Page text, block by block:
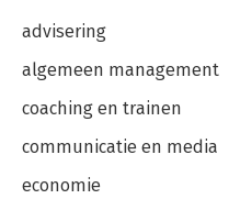
advisering
algemeen management
coaching en trainen
communicatie en media
economie